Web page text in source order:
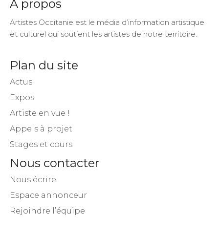
A propos
Artistes Occitanie est le média d’information artistique
et culturel qui soutient les artistes de notre territoire.
Plan du site
Actus
Expos
Artiste en vue !
Appels à projet
Stages et cours
Nous contacter
Nous écrire
Espace annonceur
Rejoindre l’équipe